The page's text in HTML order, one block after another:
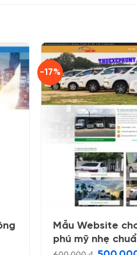
-17%
Mẫu Website
phú mỹ nhẹ
Giá